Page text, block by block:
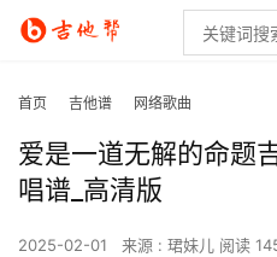
首页 吉他谱 网络歌曲
爱是一道无解的命题
唱谱_高清版
2025-02-01 来源 : 珺妹儿 阅读